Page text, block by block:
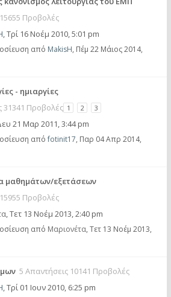
Προβολές
,Τρί 16 Νοέμ 2010, 5:01 pm
από MakisH, Πέμ 22 Μάιος 2014,
- ημιαργίες
31341 Προβολές 1 2 3
21 Μαρ 2011, 3:44 pm
από fotinit17, Παρ 04 Απρ 2014,
μαθημάτων/εξετάσεων
Προβολές
,Τετ 13 Νοέμ 2013, 2:40 pm
από Μαριονέτα, Τετ 13 Νοέμ 2013,
5 Απαντήσεις 10141 Προβολές
,Τρί 01 Ιουν 2010, 6:25 pm